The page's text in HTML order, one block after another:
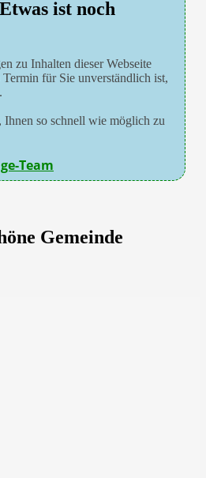
ist noch
zu Inhalten dieser Webseite
Termin für Sie unverständlich ist,
Ihnen so schnell wie möglich zu
Team
Gemeinde